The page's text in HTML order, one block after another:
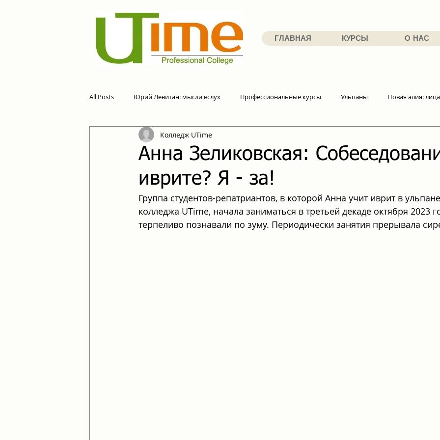
ГЛАВНАЯ КУРСЫ О НАС
All Posts Юрий Левитан: мысли вслух Профессиональные курсы Ульпаны Новая алия:
Анна Зеликовская:
иврите? Я - за!
Колледж UTime
Группа студентов-репатриантов, в которой Анна учит иврит в
колледжа UTime, начала заниматься в третьей декаде октября 2023
терпеливо познавали по зуму. Периодически занятия прерывала